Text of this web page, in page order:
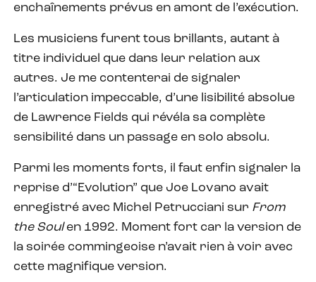
enchaînements prévus en amont de l’exécution.
Les musiciens furent tous brillants, autant à
titre individuel que dans leur relation aux
autres. Je me contenterai de signaler
l’articulation impeccable, d’une lisibilité absolue
de Lawrence Fields qui révéla sa complète
sensibilité dans un passage en solo absolu.
Parmi les moments forts, il faut enfin signaler la
reprise d’“Evolution” que Joe Lovano avait
enregistré avec Michel Petrucciani sur From
the Soulen 1992. Moment fort car la version de
la soirée commingeoise n’avait rien à voir avec
cette magnifique version.